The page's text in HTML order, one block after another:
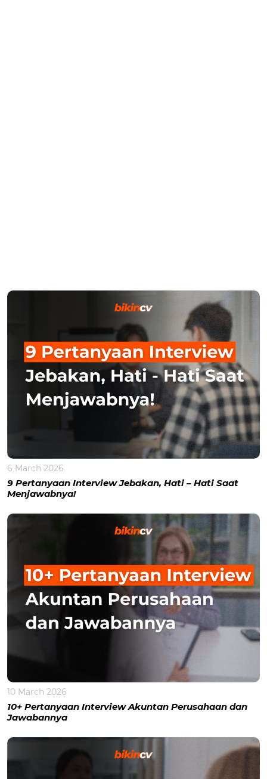
6 March 2026
9 Pertanyaan Interview Jebakan, Hati – Hati Saat
Menjawabnya!
10 March 2026
10+ Pertanyaan Interview Akuntan Perusahaan dan
Jawabannya